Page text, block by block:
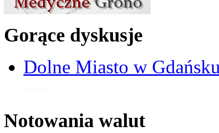
Gorące dyskusje
Dolne Miasto w
Notowania walut